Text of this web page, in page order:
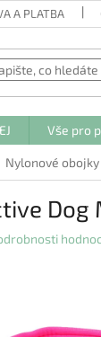
A PLATBA
Vše pro
Nylonové